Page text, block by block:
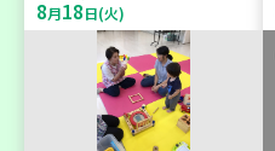
8月18日(火)